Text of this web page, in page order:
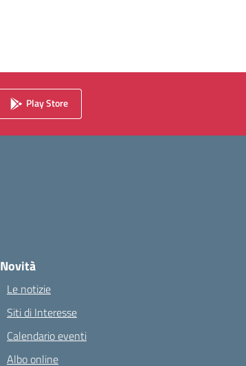
Play Store
Novità
Le notizie
Siti di Interesse
Calendario eventi
Albo online